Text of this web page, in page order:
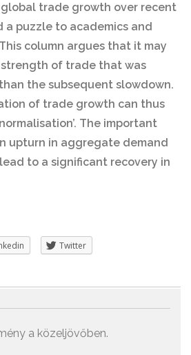
trade growth over recent
a puzzle to academics and
column argues that it may
of trade that was
the subsequent slowdown.
of trade growth can thus
The important
upturn in aggregate demand
to a significant recovery in
Twitter
a közeljövőben.